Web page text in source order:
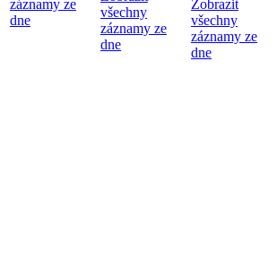
záznamy ze
dne
všechny
záznamy ze
dne
Zobrazit
všechny
záznamy ze
dne